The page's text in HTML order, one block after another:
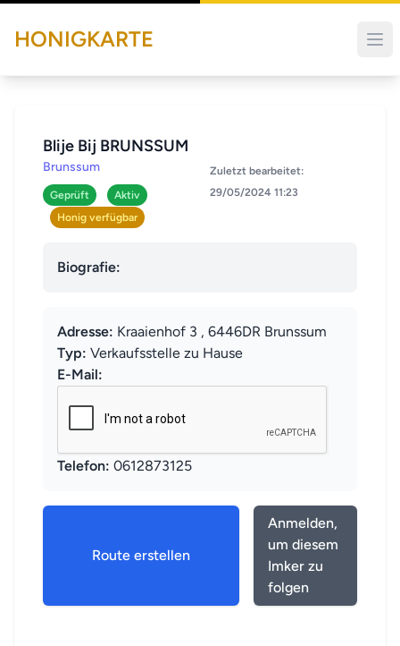
HONIGKARTE
Blije Bij BRUNSSUM
Brunssum
Geprüft
Aktiv
Honig verfügbar
Zuletzt bearbeitet:
29/05/2024 11:23
Biografie:
Adresse: Kraaienhof 3 , 6446DR Brunssum
Typ: Verkaufsstelle zu Hause
E-Mail:
Telefon: 0612873125
Route erstellen
Anmelden,
um diesem
Imker zu
folgen